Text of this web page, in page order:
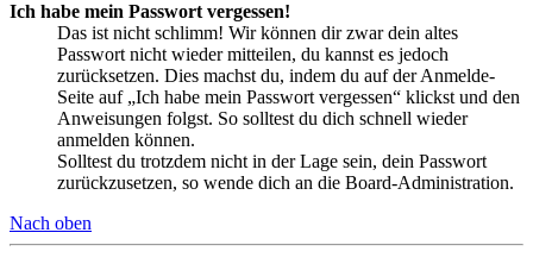
Ich habe mein Passwort vergessen!
Das ist nicht schlimm! Wir können dir zwar dein altes
Passwort nicht wieder mitteilen, du kannst es jedoch
zurücksetzen. Dies machst du, indem du auf der Anmelde-
Seite auf „Ich habe mein Passwort vergessen“ klickst und den
Anweisungen folgst. So solltest du dich schnell wieder
anmelden können.
Solltest du trotzdem nicht in der Lage sein, dein Passwort
zurückzusetzen, so wende dich an die Board-Administration.
Nach oben